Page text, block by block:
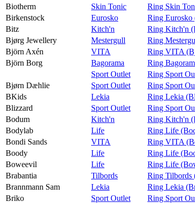
Biotherm
Skin Tonic Ring Skin
Birkenstock
Eurosko Ring Eurosko
Bitz
Kitch'n Ring Kitch'n
Bjørg Jewellery
Mestergull Ring
Björn Axén
VITA Ring VITA
Björn Borg
Bagorama Ring
Sport Outlet
Ring Sport
Bjørn Dæhlie
Sport Outlet Ring Sport
BKids
Lekia Ring Lekia
Blizzard
Sport Outlet Ring Sport
Bodum
Kitch'n Ring Kitch'n
Bodylab
Life Ring Life
Bondi Sands
VITA Ring VITA
Boody
Life Ring Life
Boweevil
Life Ring Life
Brabantia
Tilbords Ring Tilbords
Brannmann Sam
Lekia Ring Lekia
Briko
Sport Outlet Ring Sport